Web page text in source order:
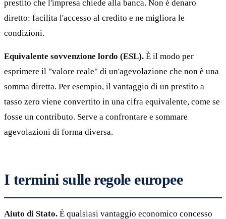
prestito che l'impresa chiede alla banca. Non è denaro
diretto: facilita l'accesso al credito e ne migliora le
condizioni.
Equivalente sovvenzione lordo (ESL). È il modo per
esprimere il "valore reale" di un'agevolazione che non è una
somma diretta. Per esempio, il vantaggio di un prestito a
tasso zero viene convertito in una cifra equivalente, come se
fosse un contributo. Serve a confrontare e sommare
agevolazioni di forma diversa.
I termini sulle regole europee
Aiuto di Stato. È qualsiasi vantaggio economico concesso